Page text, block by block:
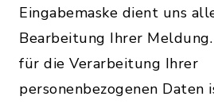
Eingabemaske dient uns
Bearbeitung Ihrer
für die Verarbeitung Ihrer
personenbezogenen Daten